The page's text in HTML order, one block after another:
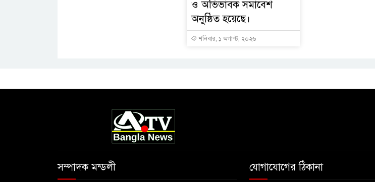
ও অভিভাবক সমাবেশ
অনুষ্ঠিত হয়েছে।
শনিবার, ১ অগাস্ট, ২০২৬
সম্পাদক মন্ডলী যোগাযোগের ঠিকানা